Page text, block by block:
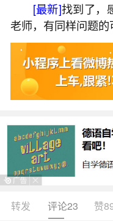
生活中像梦见
[最新]找到了，
老师，有同样问题
转发 评论23 赞